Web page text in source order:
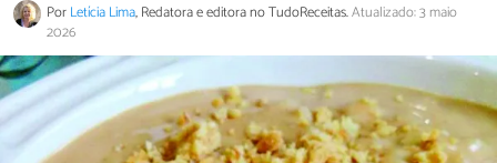
PorLetícia Lima, Redatora e editora no TudoReceitas.Atualizado: 3 maio
2026